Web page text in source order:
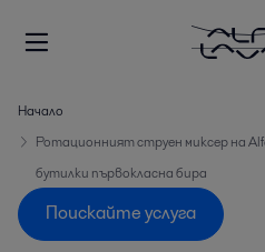
Начало
Ротационният струен миксер на
бутилки първокласна бира
Поискайте услуга